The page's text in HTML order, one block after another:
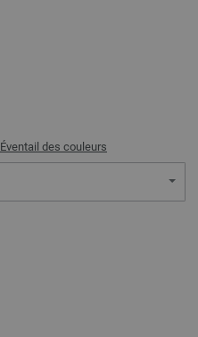
Éventail des couleurs